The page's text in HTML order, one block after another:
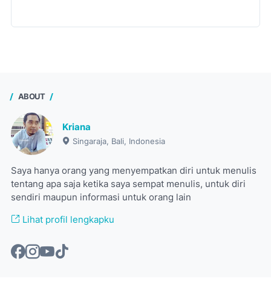
ABOUT
Kriana
Singaraja, Bali, Indonesia
Saya hanya orang yang menyempatkan diri untuk menulis
tentang apa saja ketika saya sempat menulis, untuk diri
sendiri maupun informasi untuk orang lain
Lihat profil lengkapku